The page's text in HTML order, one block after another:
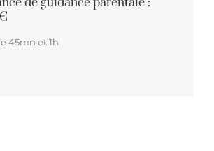
45mn et 1h